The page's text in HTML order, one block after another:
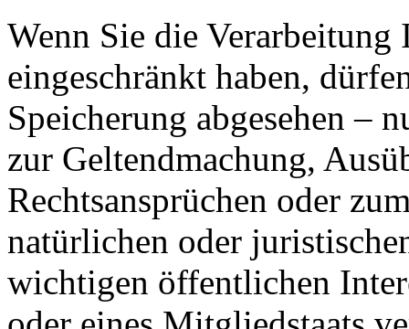
Wenn Sie die Verarbeitung
eingeschränkt haben,
Speicherung abgesehen
zur Geltendmachung,
Rechtsansprüchen oder
natürlichen oder
wichtigen öffentlichen